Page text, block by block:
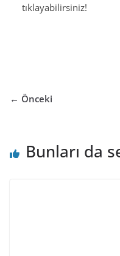
tıklayabilirsiniz!
← Önceki
Bunları da